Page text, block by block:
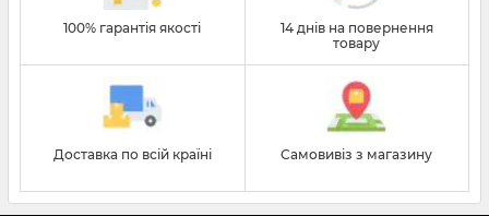
100% гарантія якості
14 днів на повернення
товару
Доставка по всій країні Самовивіз з магазину